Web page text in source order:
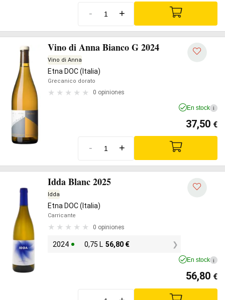
- +
Vino di Anna Bianco G 2024
Vino di Anna
Etna DOC (Italia)
Grecanico dorato
0 opiniones
En stock i
37,50 €
- +
Idda Blanc 2025
Idda
Etna DOC (Italia)
Carricante
0 opiniones
2024 0,75 L 56,80 €
En stock i
56,80 €